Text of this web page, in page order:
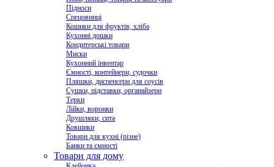
Підноси
Спецовниці
Кошики для фруктів, хліба
Кухонні дошки
Кондитерські товари
Миски
Кухонний інвентар
Ємності, контейнери, судочки
Пляшки, диспенсери для соусів
Сушки, підставки, органайзери
Терки
Лійки, воронки
Друшляки, сита
Ковшики
Товари для кухні (різне)
Банки та ємності
Товари для дому